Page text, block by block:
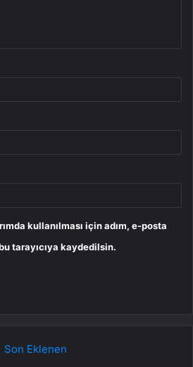
kullanılması için adım, e-posta
tarayıcıya kaydedilsin.
Son Eklenen